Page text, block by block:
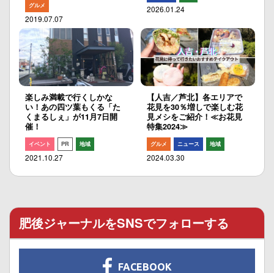
グルメ
2019.07.07
2026.01.24
楽しみ満載で行くしかな
い！あの四ツ葉もくる「た
くまるしぇ」が11月7日開
催！
イベント PR 地域
2021.10.27
【人吉／芦北】各エリアで
花見を30％増しで楽しむ花
見メシをご紹介！≪お花見
特集2024≫
グルメ ニュース 地域
2024.03.30
肥後ジャーナルをSNSでフォローする
FACEBOOK